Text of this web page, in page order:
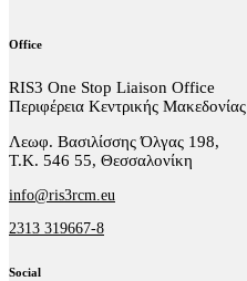
Office
RIS3 One Stop Liaison Office
Περιφέρεια Κεντρικής Μακεδονίας
Λεωφ. Βασιλίσσης Όλγας 198,
Τ.Κ. 546 55, Θεσσαλονίκη
info@ris3rcm.eu
2313 319667-8
Social